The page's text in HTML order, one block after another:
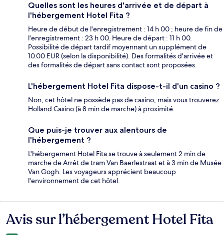
Quelles sont les heures d'arrivée et de départ à
l'hébergement Hotel Fita ?
Heure de début de l'enregistrement : 14 h 00 ; heure de fin de
l'enregistrement : 23 h 00. Heure de départ : 11 h 00.
Possibilité de départ tardif moyennant un supplément de
10.00 EUR (selon la disponibilité). Des formalités d'arrivée et
des formalités de départ sans contact sont proposées.
L'hébergement Hotel Fita dispose-t-il d'un casino ?
Non, cet hôtel ne possède pas de casino, mais vous trouverez
Holland Casino (à 8 min de marche) à proximité.
Que puis-je trouver aux alentours de
l'hébergement ?
L'hébergement Hotel Fita se trouve à seulement 2 min de
marche de Arrêt de tram Van Baerlestraat et à 3 min de Musée
Van Gogh. Les voyageurs apprécient beaucoup
l'environnement de cet hôtel.
Avis
Avis sur l’hébergement Hotel Fita